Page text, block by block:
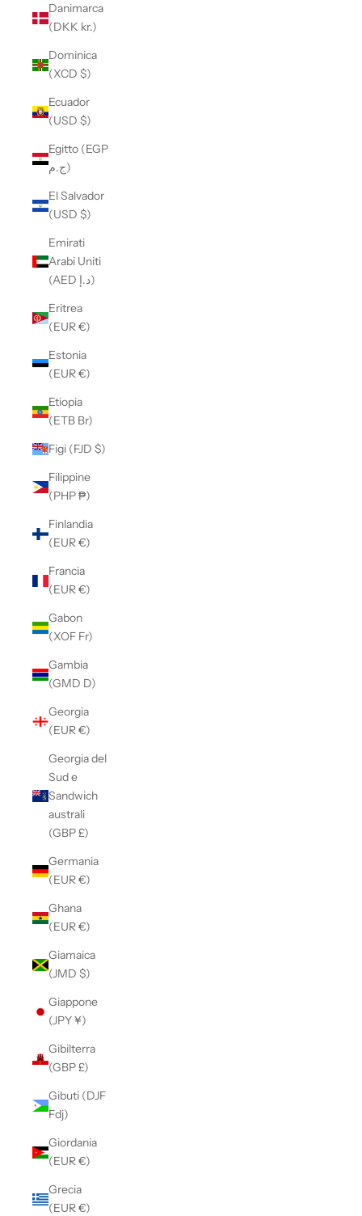
Danimarca
(DKK kr.)
Dominica
(XCD $)
Ecuador
(USD $)
Egitto (EGP
ج.م)
El Salvador
(USD $)
Emirati
Arabi Uniti
(AED د.إ)
Eritrea
(EUR €)
Estonia
(EUR €)
Etiopia
(ETB Br)
Figi (FJD $)
Filippine
(PHP ₱)
Finlandia
(EUR €)
Francia
(EUR €)
Gabon
(XOF Fr)
Gambia
(GMD D)
Georgia
(EUR €)
Georgia del
Sud e
Sandwich
australi
(GBP £)
Germania
(EUR €)
Ghana
(EUR €)
Giamaica
(JMD $)
Giappone
(JPY ¥)
Gibilterra
(GBP £)
Gibuti (DJF
Fdj)
Giordania
(EUR €)
Grecia
(EUR €)